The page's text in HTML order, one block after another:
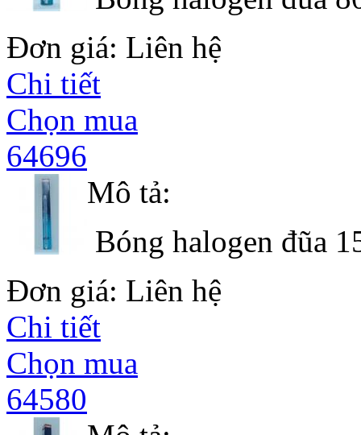
Đơn giá: Liên hệ
Chi tiết
Chọn mua
64696
Mô tả:
Bóng halogen đũa
Đơn giá: Liên hệ
Chi tiết
Chọn mua
64580